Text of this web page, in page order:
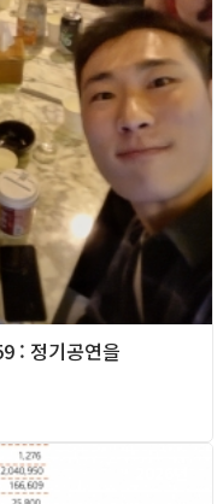
: 정기공연을